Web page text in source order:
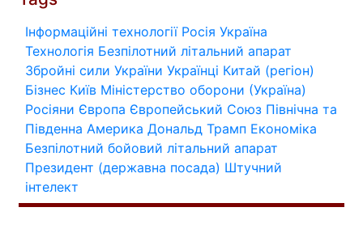
Інформаційні технології Росія Україна
Технологія Безпілотний літальний апарат
Збройні сили України Українці Китай (регіон)
Бізнес Київ Міністерство оборони (Україна)
Росіяни Європа Європейський Союз Північна та
Південна Америка Дональд Трамп Економіка
Безпілотний бойовий літальний апарат
Президент (державна посада) Штучний
інтелект